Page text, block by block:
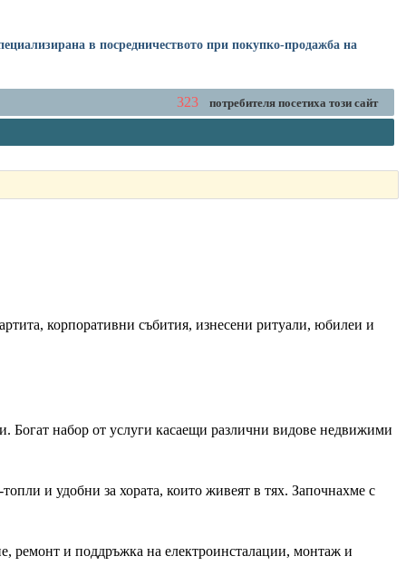
в посредничеството при покупко-продажба на
323 потребителя посетиха този сайт
корпоративни събития, изнесени ритуали, юбилеи и
набор от услуги касаещи различни видове недвижими
и удобни за хората, които живеят в тях. Започнахме с
ремонт и поддръжка на електроинсталации, монтаж и